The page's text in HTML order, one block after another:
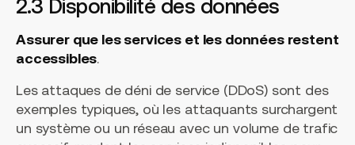
2.3 Disponibilité des données
Assurer que les services et les données restent
accessibles.
Les attaques de déni de service (DDoS) sont des
exemples typiques, où les attaquants surchargent
un système ou un réseau avec un volume de trafic